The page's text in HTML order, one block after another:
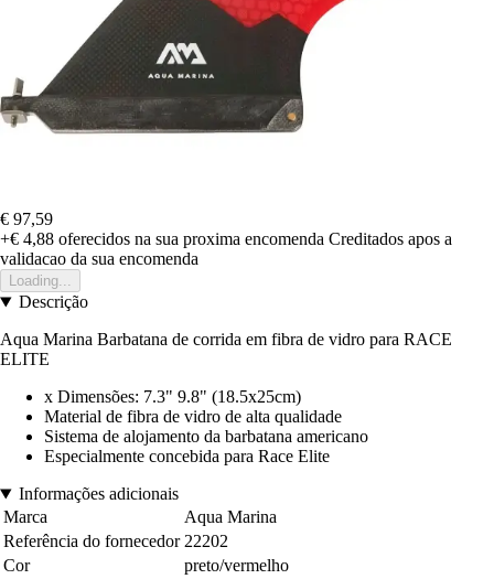
€ 97,59
+€ 4,88 oferecidos na sua proxima encomenda Creditados apos a
validacao da sua encomenda
Loading...
Descrição
Aqua Marina Barbatana de corrida em fibra de vidro para RACE
ELITE
x Dimensões: 7.3" 9.8" (18.5x25cm)
Material de fibra de vidro de alta qualidade
Sistema de alojamento da barbatana americano
Especialmente concebida para Race Elite
Informações adicionais
Marca
Aqua Marina
Referência do fornecedor 22202
Cor
preto/vermelho